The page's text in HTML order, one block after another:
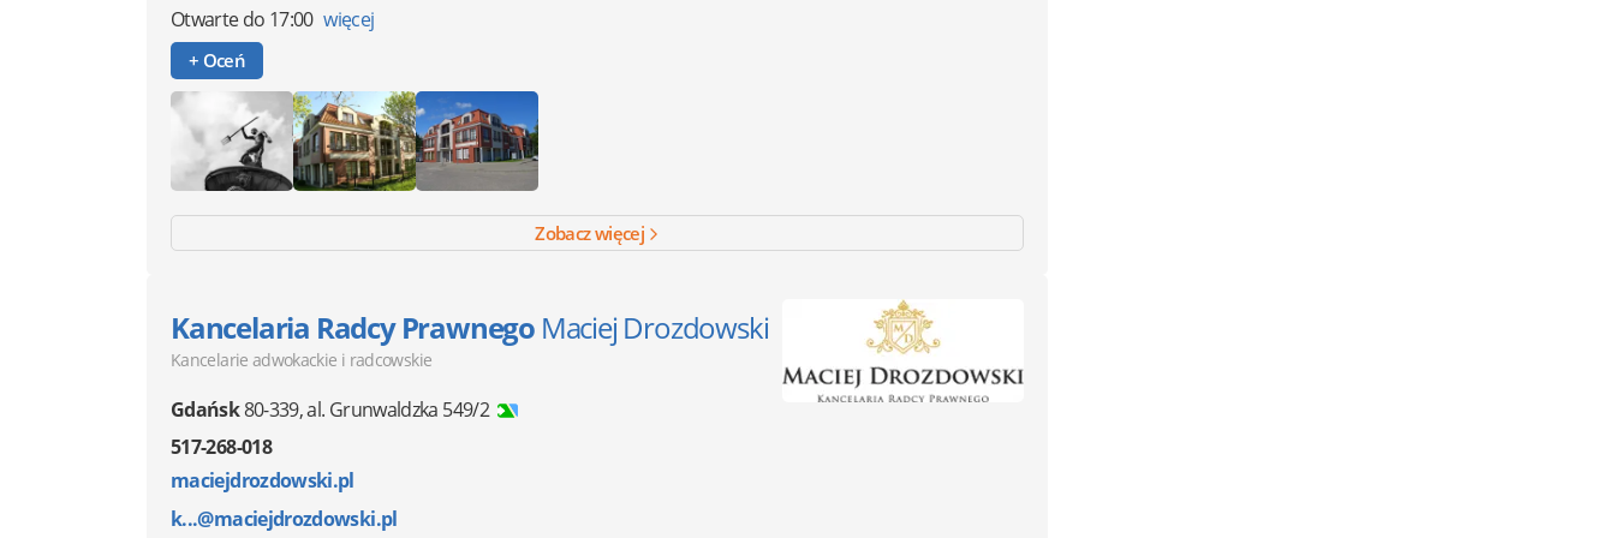
Otwartedo 17:00 więcej
+ Oceń
Zobacz więcej
Kancelaria Radcy Prawnego Maciej Drozdowski
Kancelarie adwokackie i radcowskie
Gdańsk80-339,al. Grunwaldzka 549/2
517-268-018
maciejdrozdowski.pl
k...@maciejdrozdowski.pl